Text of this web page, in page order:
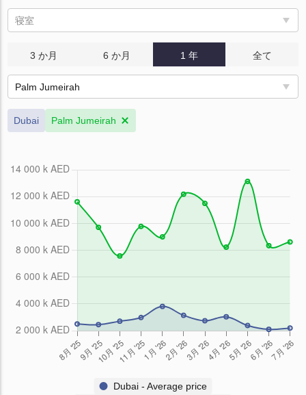
寝室
3 か月 6 か月 1 年 全て
Palm Jumeirah
Dubai Palm Jumeirah
Dubai - Average price